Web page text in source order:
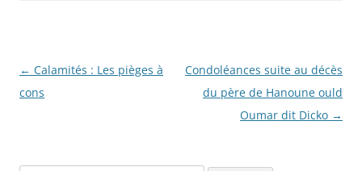
Navigation
des
← Calamités : Les pièges à
cons
Condoléances suite au décès
du père de Hanoune ould
Oumar dit Dicko →